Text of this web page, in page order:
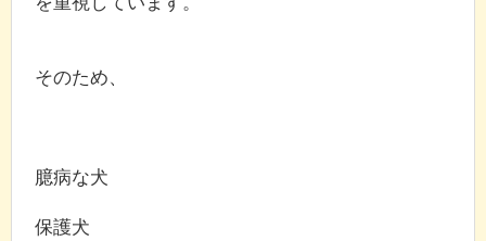
そのため、
臆病な犬
保護犬